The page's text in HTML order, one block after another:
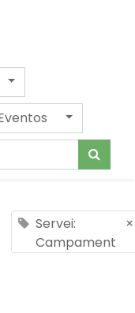
Servei:
Campament
×